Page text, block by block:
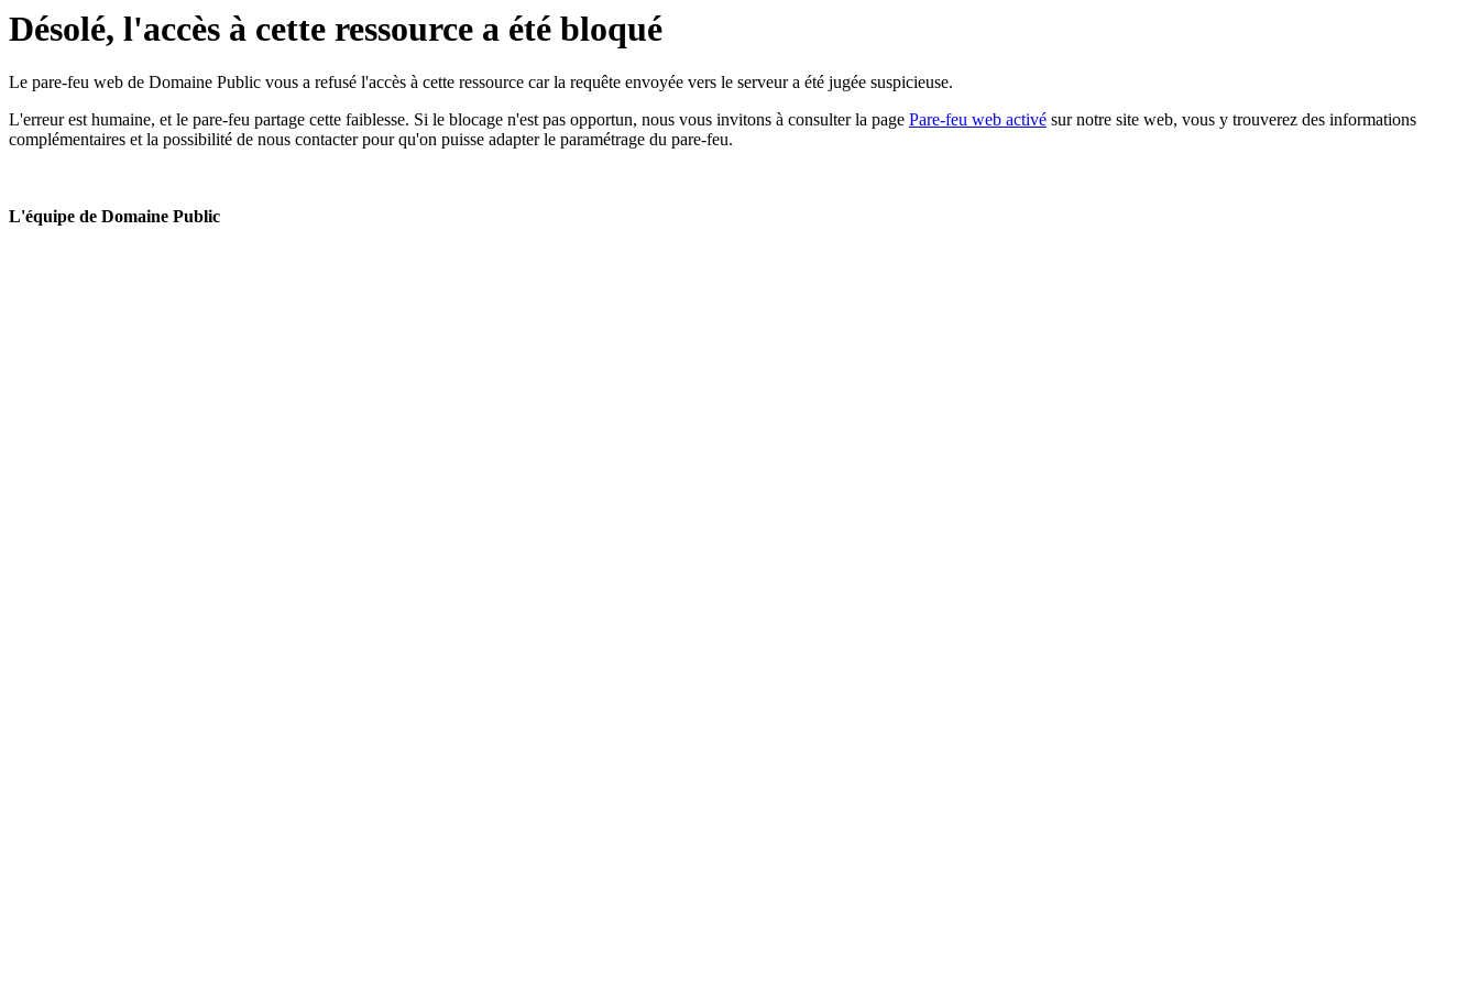
Désolé, l'accès à cette ressource a été bloqué
Le pare-feu web de Domaine Public vous a refusé l'accès à cette ressource car la requête envoyée vers le serveur a été jugée suspicieuse.
L'erreur est humaine, et le pare-feu partage cette faiblesse. Si le blocage n'est pas opportun, nous vous invitons à consulter la page Pare-feu web activé sur notre site web, vous y trouverez des informations
complémentaires et la possibilité de nous contacter pour qu'on puisse adapter le paramétrage du pare-feu.
L'équipe de Domaine Public